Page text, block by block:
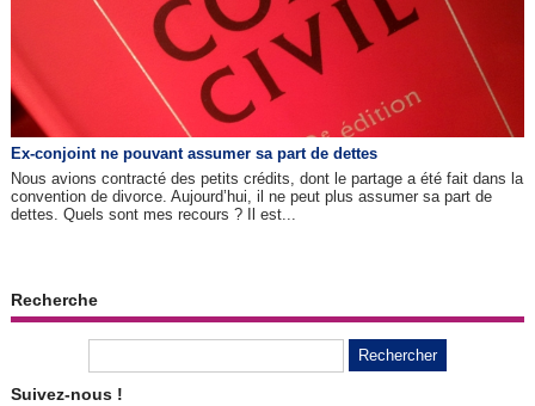
Ex-conjoint ne pouvant assumer sa part de dettes
Nous avions contracté des petits crédits, dont le partage a été fait dans la
convention de divorce. Aujourd’hui, il ne peut plus assumer sa part de
dettes. Quels sont mes recours ? Il est...
Recherche
Suivez-nous !